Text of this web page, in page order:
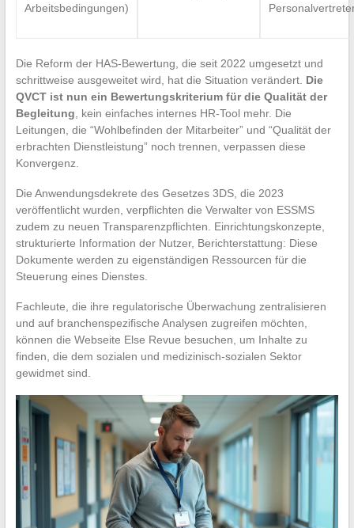
Arbeitsbedingungen)
Die Reform der HAS-Bewertung, die seit 2022 umgesetzt und
schrittweise ausgeweitet wird, hat die Situation verändert. Die
QVCT ist nun ein Bewertungskriterium für die Qualität der
Begleitung , kein einfaches internes HR-Tool mehr. Die
Leitungen, die “Wohlbefinden der Mitarbeiter” und “Qualität der
erbrachten Dienstleistung” noch trennen, verpassen diese
Konvergenz.
Die Anwendungsdekrete des Gesetzes 3DS, die 2023
veröffentlicht wurden, verpflichten die Verwalter von ESSMS
zudem zu neuen Transparenzpflichten. Einrichtungskonzepte,
strukturierte Information der Nutzer, Berichterstattung: Diese
Dokumente werden zu eigenständigen Ressourcen für die
Steuerung eines Dienstes.
Fachleute, die ihre regulatorische Überwachung zentralisieren
und auf branchenspezifische Analysen zugreifen möchten,
können die Webseite Else Revue besuchen, um Inhalte zu
finden, die dem sozialen und medizinisch-sozialen Sektor
gewidmet sind.